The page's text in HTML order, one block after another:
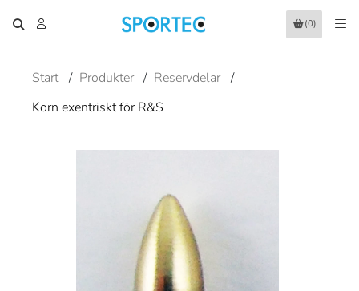
(0)
Start / Produkter / Reservdelar /
Korn exentriskt för R&S